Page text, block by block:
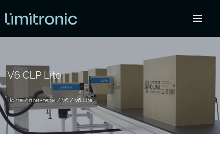
V6 CLP Lite
Home/принтеры / V6 / V6 Lite